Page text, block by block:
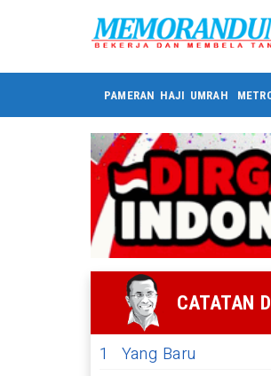
PAMERAN HAJI UMRAH
CATATAN
1
Yang Baru